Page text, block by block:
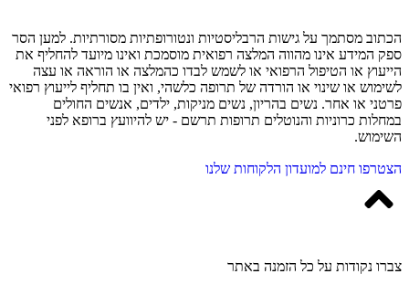
הכתוב מסתמך על גישות הרבליסטיות ונטורופתיות מסורתיות. למען הסר
ספק המידע אינו מהווה המלצה רפואית מוסמכת ואינו מיועד להחליף את
הייעוץ או הטיפול הרפואי או לשמש לבדו כהמלצה או הוראה או עצה
לשימוש או שינוי או הורדה של תרופה כלשהי, ואין בו תחליף לייעוץ רפואי
פרטני או אחר. נשים בהריון, נשים מניקות, ילדים, אנשים החולים
במחלות כרוניות והנוטלים תרופות תרשם - יש להיוועץ ברופא לפני
השימוש.
הצטרפו חינם למועדון הלקוחות שלנו
צברו נקודות על כל הזמנה באתר